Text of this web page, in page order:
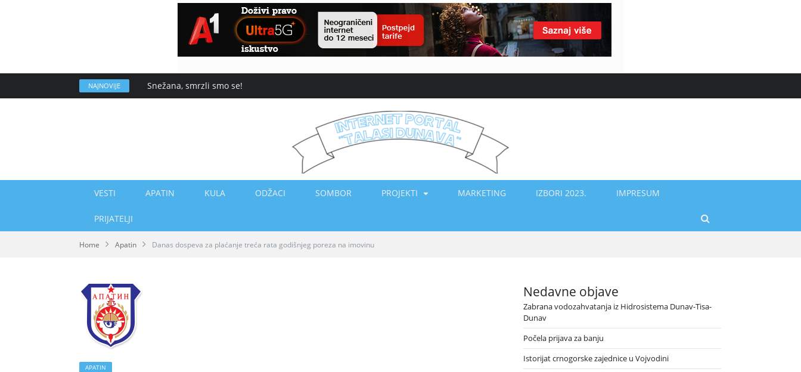
NAJNOVIJE Snežana, smrzli smo se!
VESTI APATIN KULA ODŽACI SOMBOR PROJEKTI MARKETING IZBORI 2023. IMPRESUM
PRIJATELJI
Home Apatin Danas dospeva za plaćanje treća rata godišnjeg poreza na imovinu
APATIN
Nedavne objave
Zabrana vodozahvatanja iz Hidrosistema Dunav-Tisa-
Dunav
Počela prijava za banju
Istorijat crnogorske zajednice u Vojvodini